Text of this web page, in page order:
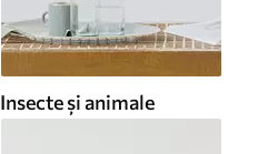
Insecte și animale